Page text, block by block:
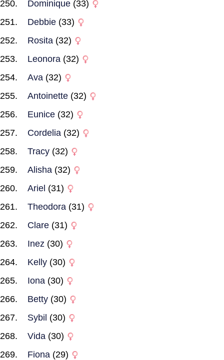
Dominique (33)
Debbie (33)
Rosita (32)
Leonora (32)
Ava (32)
Antoinette (32)
Eunice (32)
Cordelia (32)
Tracy (32)
Alisha (32)
Ariel (31)
Theodora (31)
Clare (31)
Inez (30)
Kelly (30)
Iona (30)
Betty (30)
Sybil (30)
Vida (30)
Fiona (29)